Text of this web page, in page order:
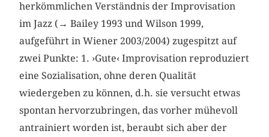
herkömmlichen Verständnis der Improvisation
im Jazz (→ Bailey 1993 und Wilson 1999,
aufgeführt in Wiener 2003/2004) zugespitzt auf
zwei Punkte: 1. ›Gute‹ Improvisation reproduziert
eine Sozialisation, ohne deren Qualität
wiedergeben zu können, d.h. sie versucht etwas
spontan hervorzubringen, das vorher mühevoll
antrainiert worden ist, beraubt sich aber der